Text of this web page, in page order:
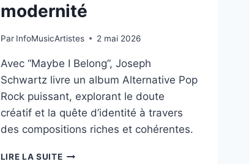
modernité
Par InfoMusicArtistes 2 mai 2026
Avec “Maybe I Belong”, Joseph
Schwartz livre un album Alternative Pop
Rock puissant, explorant le doute
créatif et la quête d’identité à travers
des compositions riches et cohérentes.
LIRE LA SUITEJOSEPH